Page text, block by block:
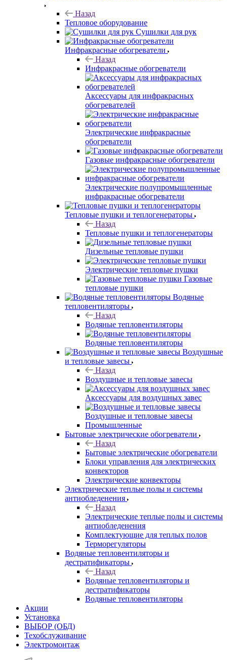
Назад
Тепловое оборудование
Сушилки для рук
Инфракрасные обогреватели
Назад
Инфракрасные обогреватели
Аксессуары для инфракрасных
обогревателей
Электрические инфракрасные
обогреватели
Газовые инфракрасные обогреватели
Электрические полупромышленные
инфракрасные обогреватели
Тепловые пушки и теплогенераторы
Назад
Тепловые пушки и теплогенераторы
Дизельные тепловые пушки
Электрические тепловые пушки
Газовые
тепловые пушки
Водяные
тепловентиляторы
Назад
Водяные тепловентиляторы
Водяные тепловентиляторы
Воздушные
и тепловые завесы
Назад
Воздушные и тепловые завесы
Аксессуары для воздушных завес
Воздушные и тепловые завесы
Промышленные
Бытовые электрические обогреватели
Назад
Бытовые электрические обогреватели
Блоки управления для электрических
конвекторов
Электрические конвекторы
Электрические теплые полы и системы
антиобледенения
Назад
Электрические теплые полы и системы
антиобледенения
Комплектующие для теплых полов
Терморегуляторы
Водяные тепловентиляторы и
дестратификаторы
Назад
Водяные тепловентиляторы и
дестратификаторы
Водяные тепловентиляторы
Акции
Установка
ВЫБОР (ОБД)
Техобслуживание
Электромонтаж